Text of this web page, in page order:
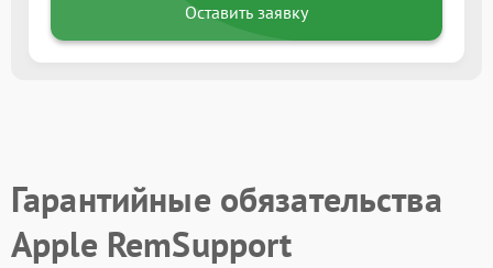
Оставить заявку
Гарантийные обязательства
Apple RemSupport